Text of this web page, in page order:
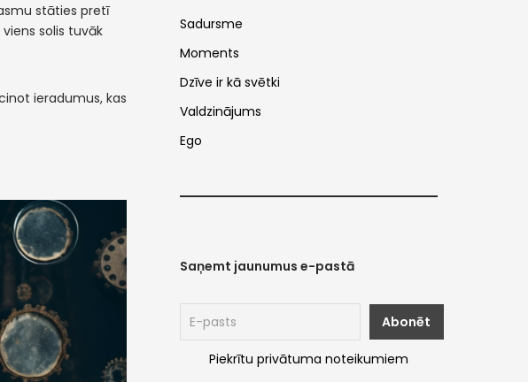
stāties pretī
solis tuvāk
ieradumus, kas
Sadursme
Moments
Dzīve ir kā svētki
Valdzinājums
Ego
Saņemt jaunumus e-pastā
Piekrītu privātuma noteikumiem